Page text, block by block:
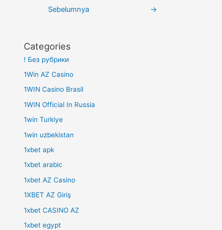
Sebelumnya
→
Categories
! Без рубрики
1Win AZ Casino
1WIN Casino Brasil
1WIN Official In Russia
1win Turkiye
1win uzbekistan
1xbet apk
1xbet arabic
1xbet AZ Casino
1XBET AZ Giriş
1xbet CASINO AZ
1xbet egypt